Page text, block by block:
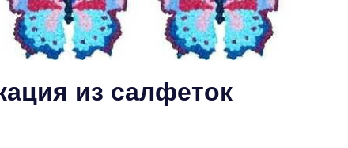
из салфеток